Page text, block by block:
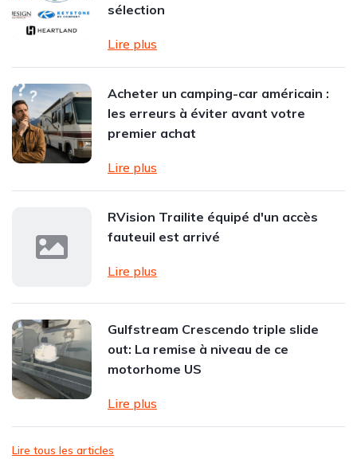
sélection
Lire plus
Acheter un camping-car américain :
les erreurs à éviter avant votre
premier achat
Lire plus
RVision Trailite équipé d'un accès
fauteuil est arrivé
Lire plus
Gulfstream Crescendo triple slide
out: La remise à niveau de ce
motorhome US
Lire plus
Lire tous les articles